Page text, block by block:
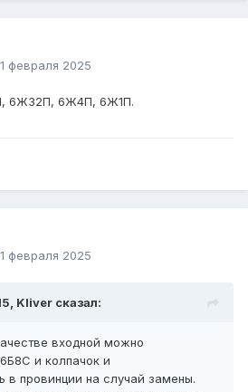
февраля 2025
6Ж32П, 6Ж4П, 6Ж1П.
февраля 2025
Kliver сказал:
входной можно
и колпачок и
в провинции на случай замены.